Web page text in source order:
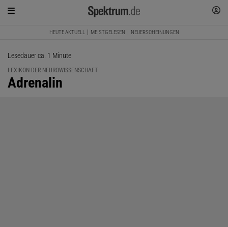
HEUTE AKTUELL MEISTGELESEN NEUERSCHEINUNGEN
Lesedauer ca. 1 Minute
LEXIKON DER NEUROWISSENSCHAFT
:
Adrenalin